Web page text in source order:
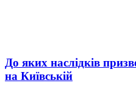
До яких наслідків
на Київській